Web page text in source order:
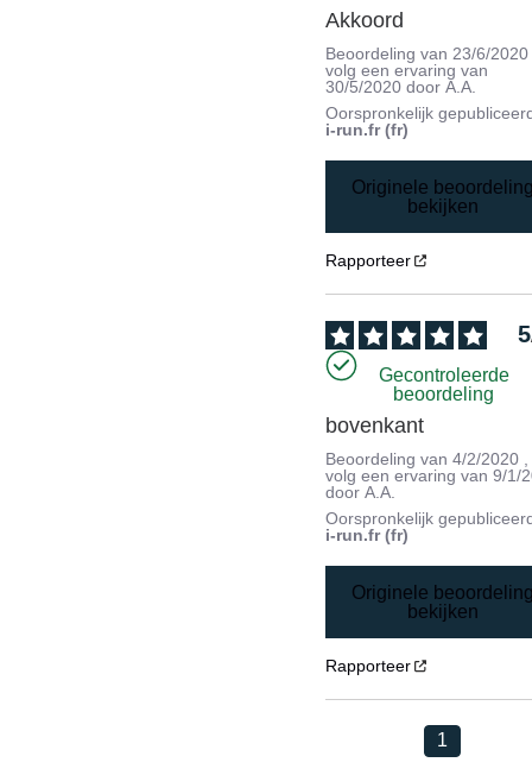
Akkoord
Beoordeling van 23/6/2020
volg een ervaring van
30/5/2020 doorA.A.
Oorspronkelijk
i-run.fr (fr)
Originele
bekijken
Rapporteer
5
Gecontroleerde
beoordeling
bovenkant
Beoordeling van4/2/2020 ,
volg een ervaring van9/1/
doorA.A.
Oorspronkelijk
i-run.fr (fr)
Originele
bekijken
Rapporteer
1